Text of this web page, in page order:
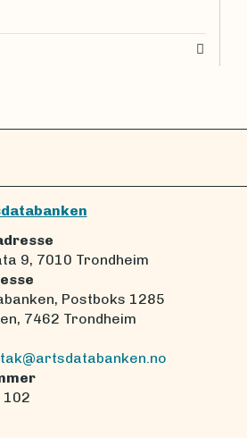
9, 7010 Trondheim
Postboks 1285
7462 Trondheim
102